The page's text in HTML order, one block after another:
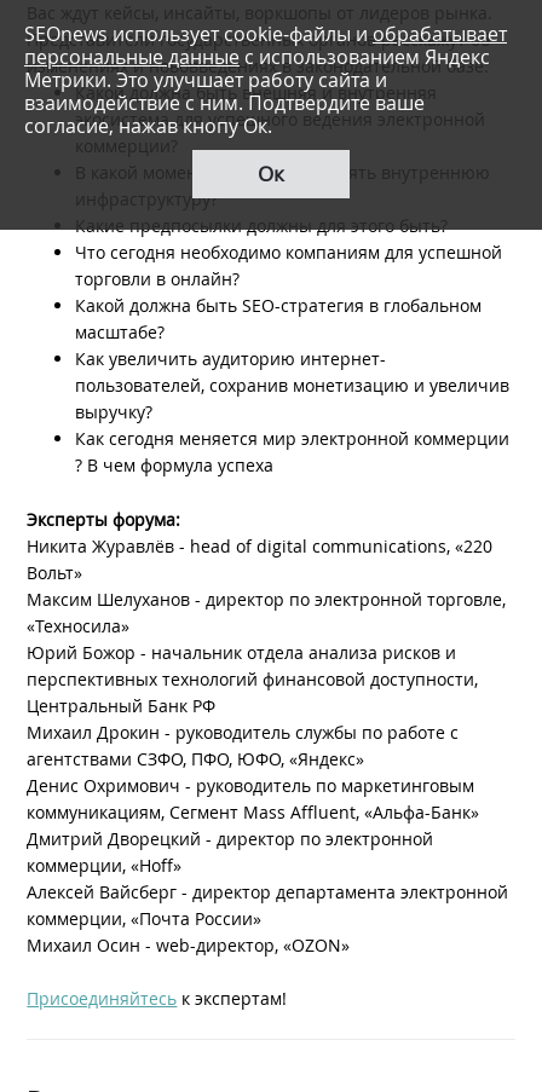
Вас ждут кейсы, инсайты, воркшопы от лидеров рынка.
Представители государственных органов расскажут об
изменениях и нововведениях в законодательной базе.
Какой должна быть внешняя и внутренняя
экосистема для успешного ведения электронной
коммерции?
В какой момент необходимо менять внутреннюю
инфраструктуру?
Какие предпосылки должны для этого быть?
Что сегодня необходимо компаниям для успешной
торговли в онлайн?
Какой должна быть SEO-стратегия в глобальном
масштабе?
Как увеличить аудиторию интернет-
пользователей, сохранив монетизацию и увеличив
выручку?
Как сегодня меняется мир электронной коммерции
? В чем формула успеха
Эксперты форума:
Никита Журавлёв - head of digital communications, «220
Вольт»
Максим Шелуханов - директор по электронной торговле,
«Техносила»
Юрий Божор - начальник отдела анализа рисков и
перспективных технологий финансовой доступности,
Центральный Банк РФ
Михаил Дрокин - руководитель службы по работе с
агентствами СЗФО, ПФО, ЮФО, «Яндекс»
Денис Охримович - руководитель по маркетинговым
коммуникациям, Сегмент Mass Affluent, «Альфа-Банк»
Дмитрий Дворецкий - директор по электронной
коммерции, «Hoff»
Алексей Вайсберг - директор департамента электронной
коммерции, «Почта России»
Михаил Осин - web-директор, «OZON»
Присоединяйтесь к экспертам!
SEOnews использует cookie-файлы иобрабатывает
персональные данныес использованием Яндекс
Метрики. Это улучшает работу сайта и
взаимодействие с ним. Подтвердите ваше
согласие, нажав кнопу Ок.
Ок